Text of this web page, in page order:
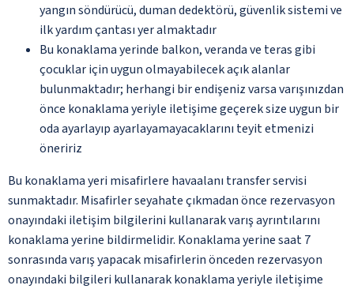
yangın söndürücü, duman dedektörü, güvenlik sistemi ve
ilk yardım çantası yer almaktadır
Bu konaklama yerinde balkon, veranda ve teras gibi
çocuklar için uygun olmayabilecek açık alanlar
bulunmaktadır; herhangi bir endişeniz varsa varışınızdan
önce konaklama yeriyle iletişime geçerek size uygun bir
oda ayarlayıp ayarlayamayacaklarını teyit etmenizi
öneririz
Bu konaklama yeri misafirlere havaalanı transfer servisi
sunmaktadır. Misafirler seyahate çıkmadan önce rezervasyon
onayındaki iletişim bilgilerini kullanarak varış ayrıntılarını
konaklama yerine bildirmelidir. Konaklama yerine saat 7
sonrasında varış yapacak misafirlerin önceden rezervasyon
onayındaki bilgileri kullanarak konaklama yeriyle iletişime